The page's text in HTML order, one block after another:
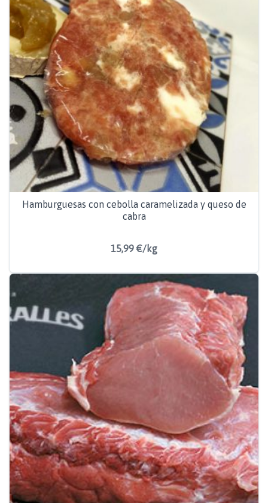
Hamburguesas con cebolla caramelizada y queso de
cabra
15,99 €/kg